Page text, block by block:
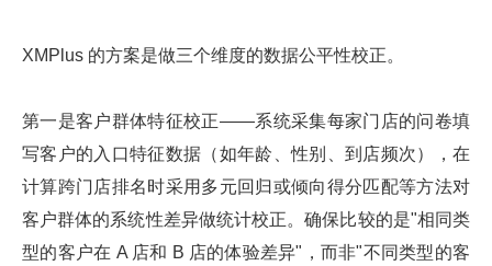
XMPlus 的方案是做三个维度的数据公平性校正。
第一是客户群体特征校正——系统采集每家门店的问卷填
写客户的入口特征数据（如年龄、性别、到店频次），在
计算跨门店排名时采用多元回归或倾向得分匹配等方法对
客户群体的系统性差异做统计校正。确保比较的是"相同类
型的客户在 A 店和 B 店的体验差异"，而非"不同类型的客